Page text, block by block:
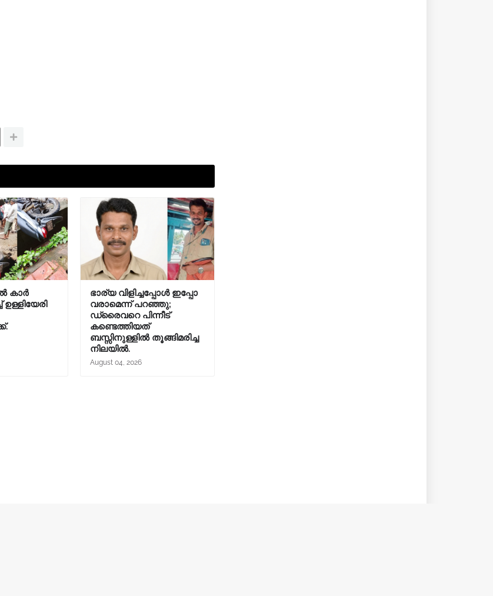
കാർ
ഉള്ളിയേരി
ഭാര്യ വിളിച്ചപ്പോള്‍ ഇപ്പോ
വരാമെന്ന് പറഞ്ഞു;
ഡ്രൈവറെ പിന്നീട്
കണ്ടെത്തിയത്
ബസ്സിനുള്ളില്‍ തൂങ്ങിമരിച്ച
നിലയിൽ.
August 04, 2026